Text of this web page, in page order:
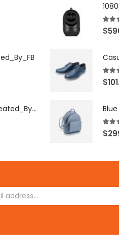
[X503248Z]_Created_By_FB
5.00
$
5.00
$
5.00
$